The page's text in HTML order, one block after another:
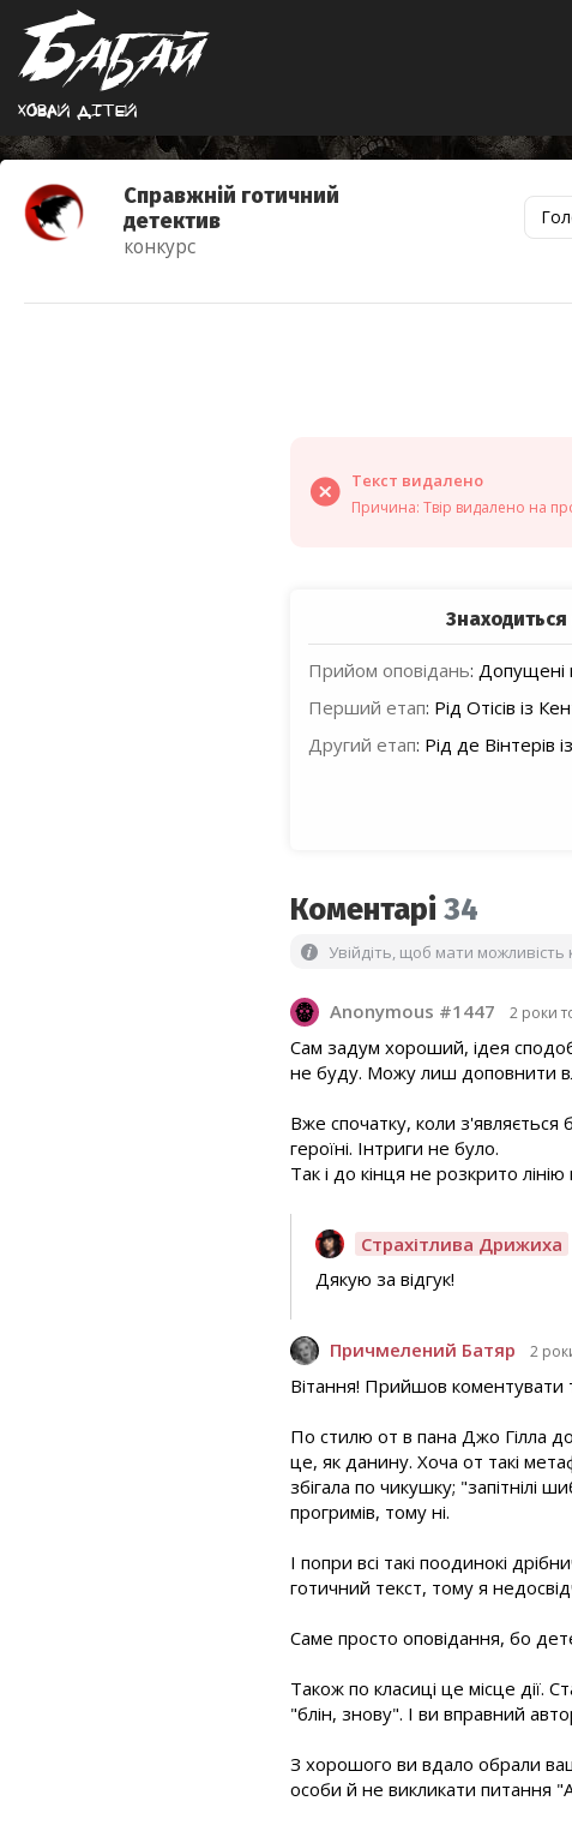
Ховай дiтей
Справжній готичний
детектив
конкурс
Текст видалено
Причина: Твір видалено на
Знаходиться
Прийом оповідань:Допущені
Перший етап: Рід Отісів із
Другий етап: Рід де Вінтерів
Коментарі34
Увійдіть, щоб мати
Anonymous #1447 2 роки
Сам задум хороший, ідея
не буду. Можу лиш доповнити
Вже спочатку, коли
героїні. Інтриги не було.
Так і до кінця не розкрито
Страхітлива Дрижиха
Дякую за відгук!
Причмелений Батяр 2
Вітання! Прийшов коментувати
По стилю от в пана Джо Гілла
це, як данину. Хоча от такі
збігала по чикушку;
прогримів, тому ні.
І попри всі такі поодинокі
готичний текст, тому я
Саме просто оповідання, бо
Також по класиці це місце дії.
"блін, знову". І ви вправний
З хорошого ви вдало обрали
особи й не викликати питання